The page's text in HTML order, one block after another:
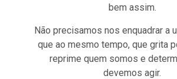
bem assim.
Não precisamos nos enquadrar a
que ao mesmo tempo, que grita
reprime quem somos e
devemos agir.